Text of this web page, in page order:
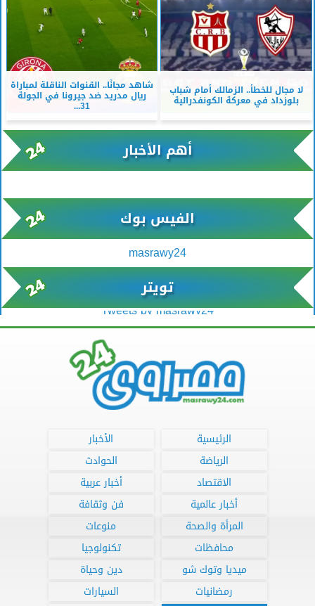
لا مجال للخطأ.. الزمالك أمام شباب
بلوزداد في معركة الكونفدرالية
شاهد مجانًا.. القنوات الناقلة لمباراة
ريال مدريد ضد جيرونا في الجولة
31...
أهم الأخبار
الفيس بوك
masrawy24
تويتر
Tweets by masrawy24
الرئيسية
الأخبار
الرياضة
الحوادث
الاقتصاد
أخبار عربية
أخبار عالمية
فن وثقافة
المرأة والصحة
منوعات
محافظات
تكنولوجيا
ميديا وتوك شو
دين وحياة
رمضانيات
السيارات